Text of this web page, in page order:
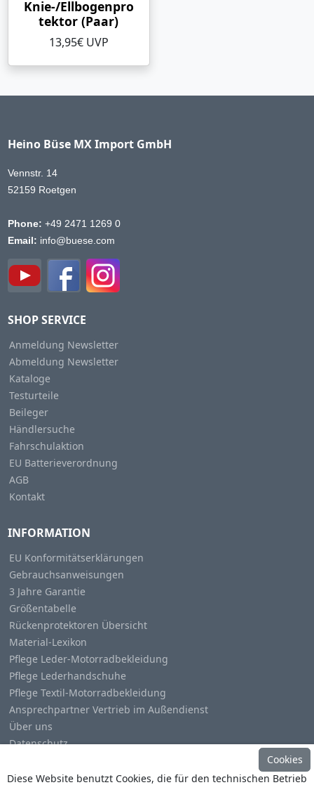
Knie-/Ellbogenpro
tektor (Paar)
13,95€ UVP
Heino Büse MX Import GmbH
Vennstr. 14
52159 Roetgen
Phone: +49 2471 1269 0
Email: info@buese.com
SHOP SERVICE
Anmeldung Newsletter
Abmeldung Newsletter
Kataloge
Testurteile
Beileger
Händlersuche
Fahrschulaktion
EU Batterieverordnung
AGB
Kontakt
INFORMATION
EU Konformitätserklärungen
Gebrauchsanweisungen
3 Jahre Garantie
Größentabelle
Rückenprotektoren Übersicht
Material-Lexikon
Pflege Leder-Motorradbekleidung
Pflege Lederhandschuhe
Pflege Textil-Motorradbekleidung
Ansprechpartner Vertrieb im Außendienst
Über uns
Datenschutz
Cookies
Diese Website benutzt Cookies, die für den technischen Betrieb